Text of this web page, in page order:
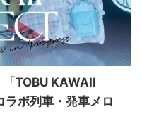
「TOBU KAWAII
ボ列車・発車メロ